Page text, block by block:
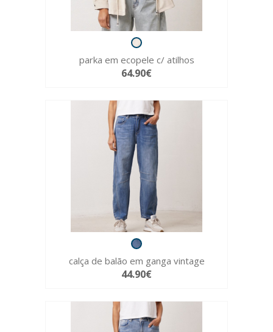
parka em ecopele c/ atilhos
64.90€
calça de balão em ganga vintage
44.90€